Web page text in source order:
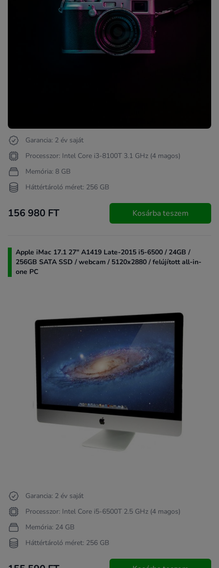
Garancia: 2 év saját
Processzor: Intel Core i3-8100T 3.1 GHz (4 magos)
Memória: 8 GB
Háttértároló méret: 256 GB
156 980 FT Kosárba teszem
Apple iMac 17.1 27" A1419 Late-2015 i5-6500 / 24GB /
256GB SATA SSD / webcam / 5120x2880 / felújított all-in-
one PC
Garancia: 2 év saját
Processzor: Intel Core i5-6500T 2.5 GHz (4 magos)
Memória: 24 GB
Háttértároló méret: 256 GB